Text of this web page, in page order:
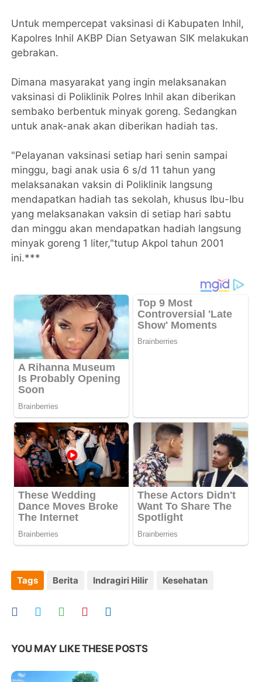
Untuk mempercepat vaksinasi di Kabupaten Inhil,
Kapolres Inhil AKBP Dian Setyawan SIK melakukan
gebrakan.
Dimana masyarakat yang ingin melaksanakan
vaksinasi di Poliklinik Polres Inhil akan diberikan
sembako berbentuk minyak goreng. Sedangkan
untuk anak-anak akan diberikan hadiah tas.
"Pelayanan vaksinasi setiap hari senin sampai
minggu, bagi anak usia 6 s/d 11 tahun yang
melaksanakan vaksin di Poliklinik langsung
mendapatkan hadiah tas sekolah, khusus Ibu-Ibu
yang melaksanakan vaksin di setiap hari sabtu
dan minggu akan mendapatkan hadiah langsung
minyak goreng 1 liter,"tutup Akpol tahun 2001
ini.***
Tags Berita Indragiri Hilir Kesehatan
YOU MAY LIKE THESE POSTS